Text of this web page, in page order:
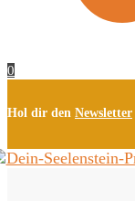
0
Hol dir den Newsletter